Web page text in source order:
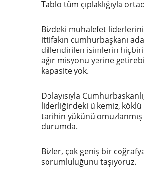
Tablo tüm çıplaklığıyla
Bizdeki muhalefet
ittifakın cumhurbaşkanı
dillendirilen isimlerin
ağır misyonu yerine
kapasite yok.
Dolayısıyla
liderliğindeki ülkemiz,
tarihin yükünü omuzlanmış
durumda.
Bizler, çok geniş bir
sorumluluğunu taşıyoruz.